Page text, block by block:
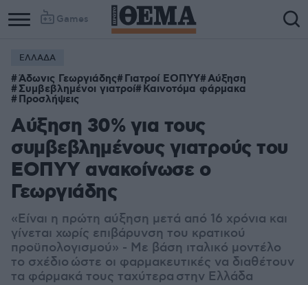
Games
ΕΛΛΑΔΑ
Άδωνις Γεωργιάδης Γιατροί ΕΟΠΥΥ Αύξηση
Συμβεβλημένοι γιατροί Καινοτόμα φάρμακα
Προσλήψεις
Αύξηση 30% για τους
συμβεβλημένους γιατρούς του
ΕΟΠΥΥ ανακοίνωσε ο
Γεωργιάδης
«Είναι η πρώτη αύξηση μετά από 16 χρόνια και
γίνεται χωρίς επιβάρυνση του κρατικού
προϋπολογισμού» - Με βάση ιταλικό μοντέλο
το σχέδιο ώστε οι φαρμακευτικές να διαθέτουν
τα φάρμακά τους ταχύτερα στην Ελλάδα